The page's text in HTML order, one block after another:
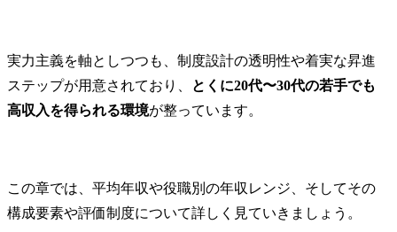
実力主義を軸としつつも、制度設計の透明性や着実な昇進
ステップが用意されており、
とくに20代〜30代の若手でも
高収入を得られる環境が整っています。
この章では、平均年収や役職別の年収レンジ、そしてその
構成要素や評価制度について詳しく見ていきましょう。